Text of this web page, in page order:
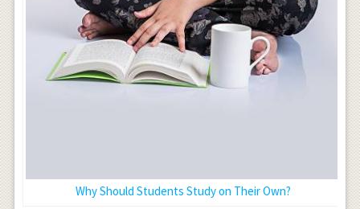
Why Should Students Study on Their Own?